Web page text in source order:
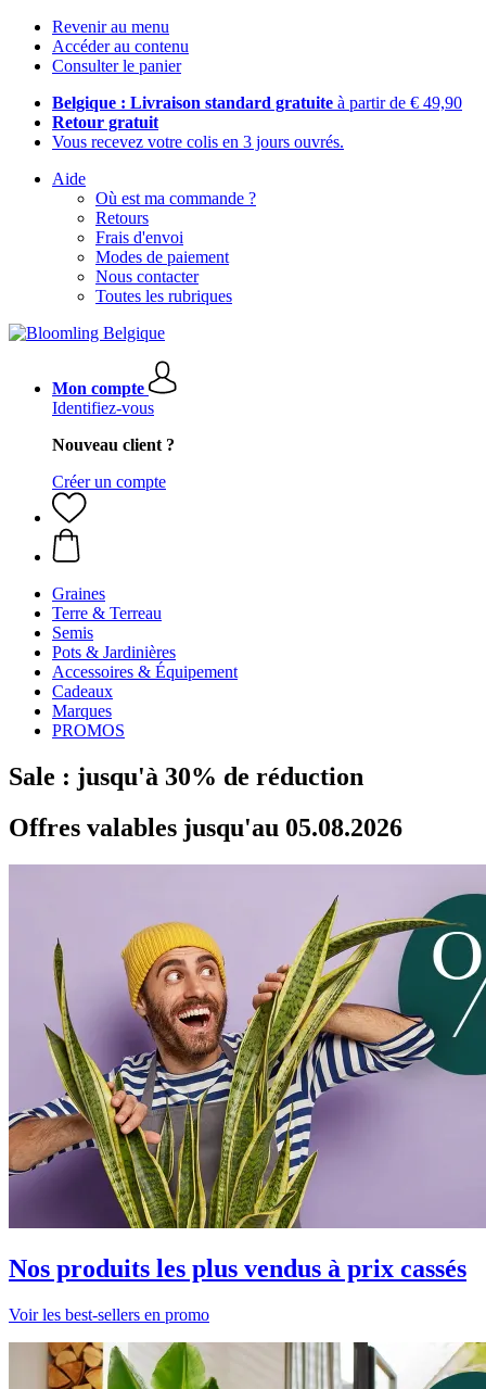
Revenir au menu
Accéder au contenu
Consulter le panier
Belgique : Livraison standard gratuite à partir de € 49,90
Retour gratuit
Vous recevez votre colis en 3 jours ouvrés.
Aide
Où est ma commande ?
Retours
Frais d'envoi
Modes de paiement
Nous contacter
Toutes les rubriques
Mon compte
Identifiez-vous
Nouveau client ?
Créer un compte
Graines
Terre & Terreau
Semis
Pots & Jardinières
Accessoires & Équipement
Cadeaux
Marques
PROMOS
Sale : jusqu'à 30% de réduction
Offres valables jusqu'au 05.08.2026
Nos produits les plus vendus à prix cassés
Voir les best-sellers en promo